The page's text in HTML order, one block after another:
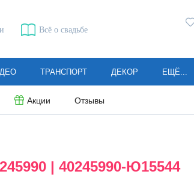
Всё о свадьбе
Акции Отзывы
ТРАНСПОРТ ДЕКОР ЕЩЁ...
| 40245990-Ю15544